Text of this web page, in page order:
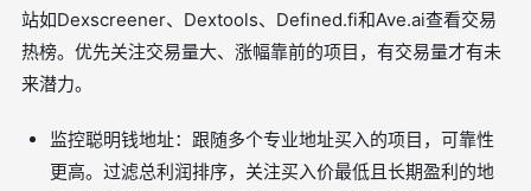
站如Dexscreener、Dextools、Defined.fi和Ave.ai查看交易
热榜。优先关注交易量大、涨幅靠前的项目，有交易量才有未
来潜力。
监控聪明钱地址：跟随多个专业地址买入的项目，可靠性
更高。过滤总利润排序，关注买入价最低且长期盈利的地